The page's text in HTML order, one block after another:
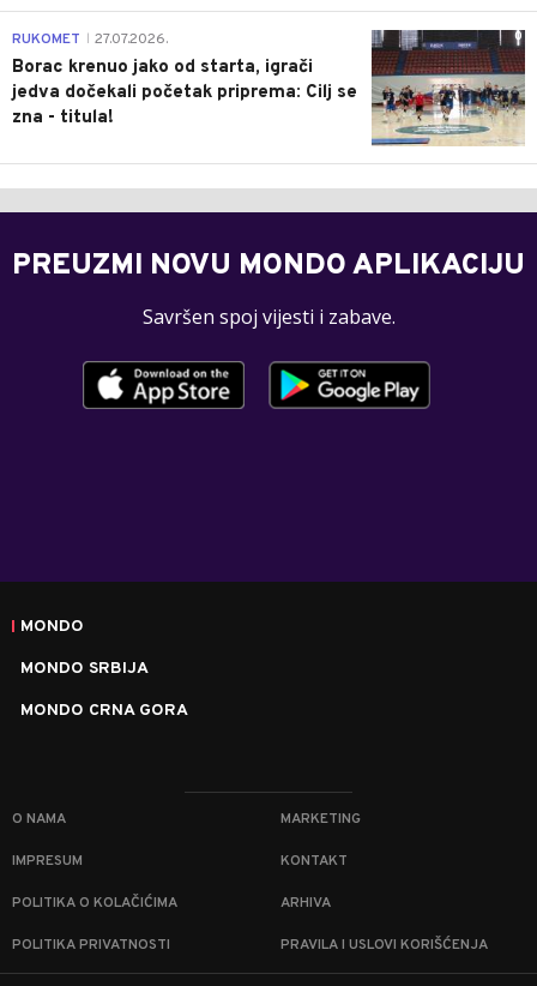
0
RUKOMET 27.07.2026.
Borac krenuo jako od starta, igrači
jedva dočekali početak priprema: Cilj se
zna - titula!
PREUZMI NOVU MONDO APLIKACIJU
Savršen spoj vijesti i zabave.
MONDO
MONDO SRBIJA
MONDO CRNA GORA
O NAMA MARKETING
IMPRESUM KONTAKT
POLITIKA O KOLAČIĆIMA ARHIVA
POLITIKA PRIVATNOSTI PRAVILA I USLOVI KORIŠĆENJA